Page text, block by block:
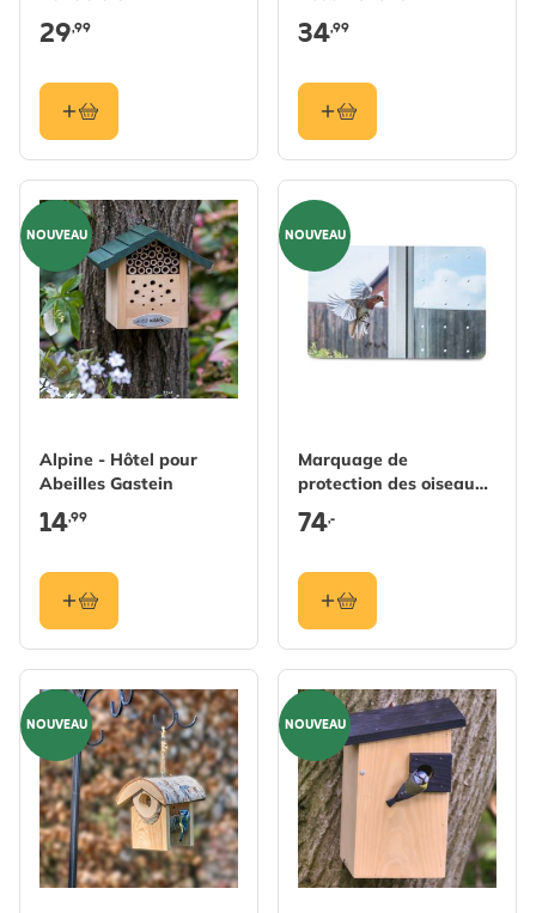
29,99 34,99
NOUVEAU
Alpine - Hôtel pour
Abeilles Gastein
14,99
NOUVEAU
Marquage de
protection des oiseaux
SEEN Elements 50m
74,-
NOUVEAU NOUVEAU